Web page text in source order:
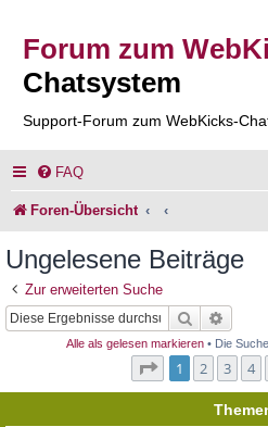
Forum zum
Chatsystem
Support-Forum zum WebKicks-
FAQ
Foren-Übersicht
Ungelesene Beiträge
Zur erweiterten Suche
Suche
Alle als gelesen markieren • Die
Seite von
1 2 3 4